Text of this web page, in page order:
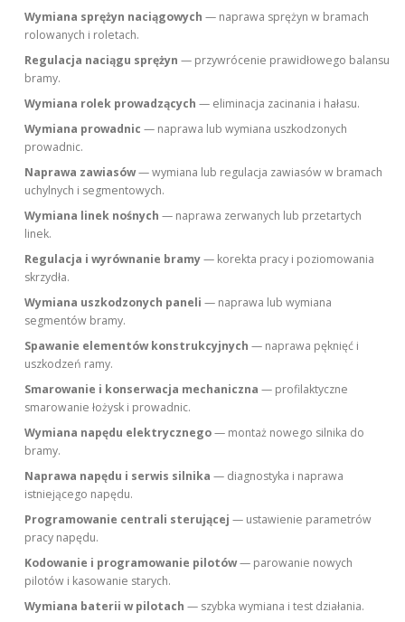
Wymiana sprężyn naciągowych — naprawa sprężyn w bramach
rolowanych i roletach.
Regulacja naciągu sprężyn — przywrócenie prawidłowego balansu
bramy.
Wymiana rolek prowadzących — eliminacja zacinania i hałasu.
Wymiana prowadnic — naprawa lub wymiana uszkodzonych
prowadnic.
Naprawa zawiasów— wymiana lub regulacja zawiasów w bramach
uchylnych i segmentowych.
Wymiana linek nośnych — naprawa zerwanych lub przetartych
linek.
Regulacja i wyrównanie bramy— korekta pracy i poziomowania
skrzydła.
Wymiana uszkodzonych paneli — naprawa lub wymiana
segmentów bramy.
Spawanie elementów konstrukcyjnych — naprawa pęknięć i
uszkodzeń ramy.
Smarowanie i konserwacja mechaniczna — profilaktyczne
smarowanie łożysk i prowadnic.
Wymiana napędu elektrycznego— montaż nowego silnika do
bramy.
Naprawa napędu i serwis silnika — diagnostyka i naprawa
istniejącego napędu.
Programowanie centrali sterującej — ustawienie parametrów
pracy napędu.
Kodowanie i programowanie pilotów— parowanie nowych
pilotów i kasowanie starych.
Wymiana baterii w pilotach — szybka wymiana i test działania.